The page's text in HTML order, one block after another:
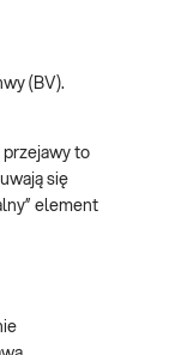
(BV).
przejawy to
się
element